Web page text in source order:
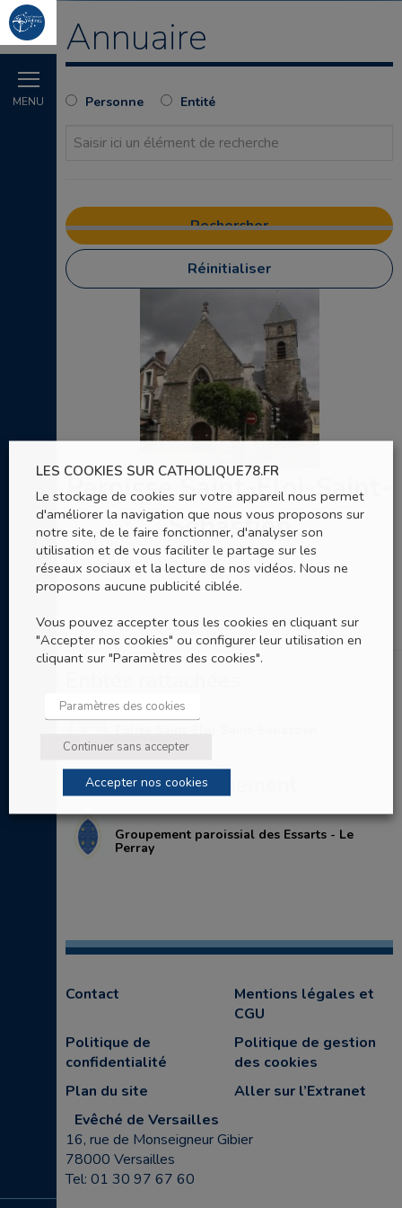
MENU
Annuaire
Personne Entité
Réinitialiser
Paroisse Saint-Eloi-Saint-
Sébastien
Le Perray-en-Yvelines
Entités de rattachement
Groupement paroissial des Essarts - Le
Perray
Contact
Mentions légales et
CGU
Politique de
confidentialité
Politique de gestion
des cookies
Plan du site
Aller sur l’Extranet
Evêché de Versailles
16, rue de Monseigneur Gibier
78000 Versailles
Tel: 01 30 97 67 60
LES COOKIES SUR CATHOLIQUE78.FR
Le stockage de cookies sur votre appareil nous permet
d'améliorer la navigation que nous vous proposons sur
notre site, de le faire fonctionner, d'analyser son
utilisation et de vous faciliter le partage sur les
réseaux sociaux et la lecture de nos vidéos. Nous ne
proposons aucune publicité ciblée.
Vous pouvez accepter tous les cookies en cliquant sur
"Accepter nos cookies" ou configurer leur utilisation en
cliquant sur "Paramètres des cookies".
Paramètres des cookies
Continuer sans accepter
Accepter nos cookies